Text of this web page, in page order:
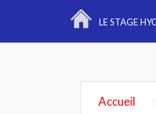
LE STAGE
Accueil